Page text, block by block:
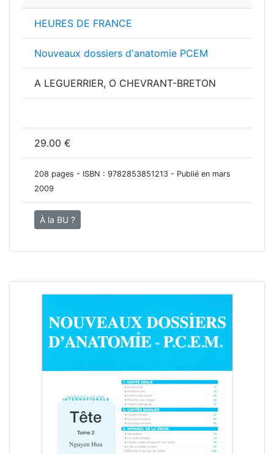
HEURES DE FRANCE
Nouveaux dossiers d'anatomie PCEM
A LEGUERRIER, O CHEVRANT-BRETON
29.00 €
208 pages - ISBN : 9782853851213 - Publié en mars
2009
À la BU ?